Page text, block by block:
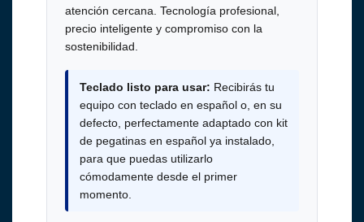
atención cercana. Tecnología profesional,
precio inteligente y compromiso con la
sostenibilidad.
Teclado listo para usar: Recibirás tu
equipo con teclado en español o, en su
defecto, perfectamente adaptado con kit
de pegatinas en español ya instalado,
para que puedas utilizarlo
cómodamente desde el primer
momento.